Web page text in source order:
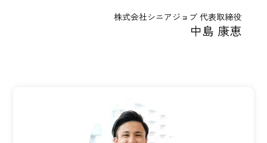
株式会社シニアジョブ 代表取締役
中島 康恵